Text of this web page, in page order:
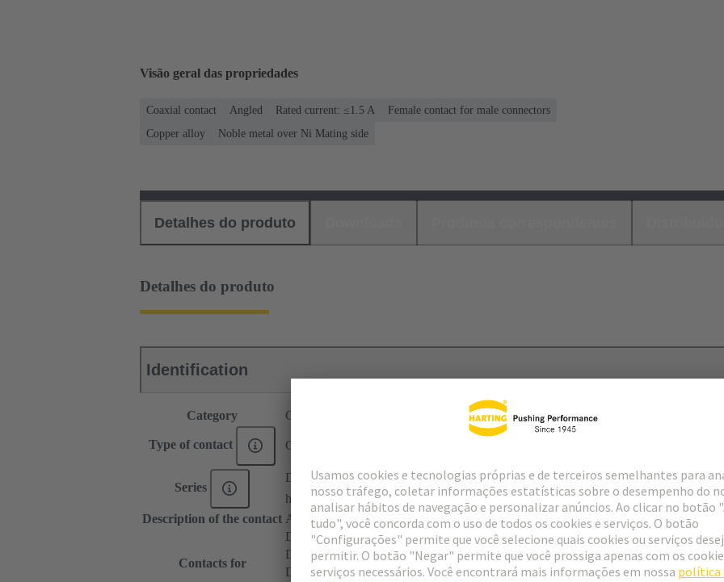
Visão geral das propriedades
Coaxial contact Angled Rated current: ≤1.5 A
Female contact for male connectors
Copper alloy
Noble metal over Ni Mating side
Detalhes do produto
Detalhes do produto
Identification
Category Contacts
Type of contact Coaxial contact
Series
DIN 41612
har-modular®
Description of the contact Angled
Contacts for
DIN 41612 Type M
DIN 41612 Type MH 21+5
DIN 41612 Bauform M 0+2